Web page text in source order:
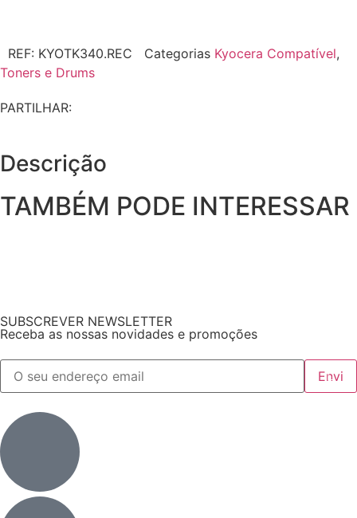
REF: KYOTK340.REC Categorias Kyocera Compatível,
Toners e Drums
PARTILHAR:
Descrição
TAMBÉM PODE INTERESSAR
SUBSCREVER NEWSLETTER
Receba as nossas novidades e promoções